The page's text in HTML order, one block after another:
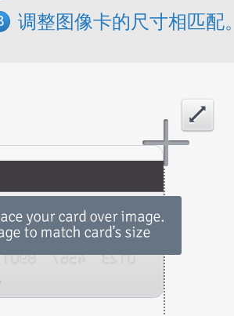
调整图像卡的尺寸相匹配。